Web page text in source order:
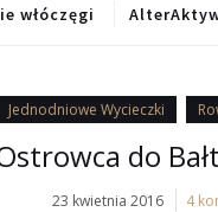
włóczęgi
Jednodniowe Wycieczki
do
23 kwietnia 2016 4